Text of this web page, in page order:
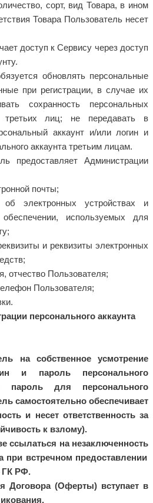
сорт, вид Товара, в ином
Товара Пользователь несет
доступ к Сервису через доступ
обновлять персональные
при регистрации, в случае их
сохранность персональных
лиц; не передавать в
аккаунт и/или логин и
аккаунта третьим лицам.
предоставляет Администрации
почты;
об электронных устройствах и
обеспечении, используемых для
и реквизиты электронных
отчество Пользователя;
Пользователя;
персонального аккаунта
на собственное усмотрение
и пароль персонального
пароль для персонального
самостоятельно обеспечивает
и несет ответственность за
к взлому).
ссылаться на незаключенность
при встречном предоставлении
ГК РФ.
Договора (Оферты) вступает в